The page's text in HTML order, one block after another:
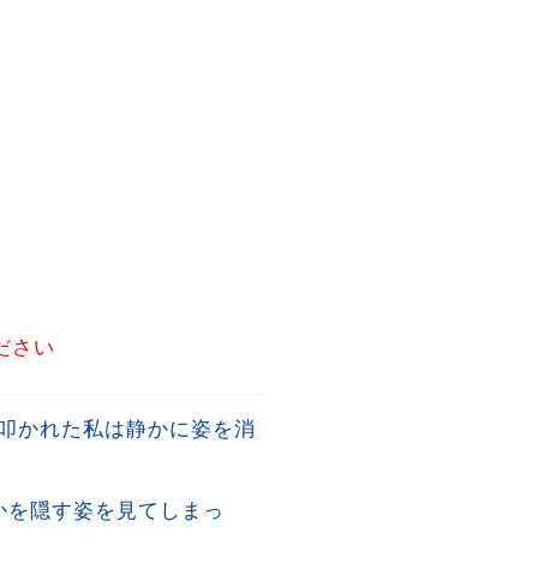
さい
かれた私は静かに姿を消
隠す姿を見てしまっ